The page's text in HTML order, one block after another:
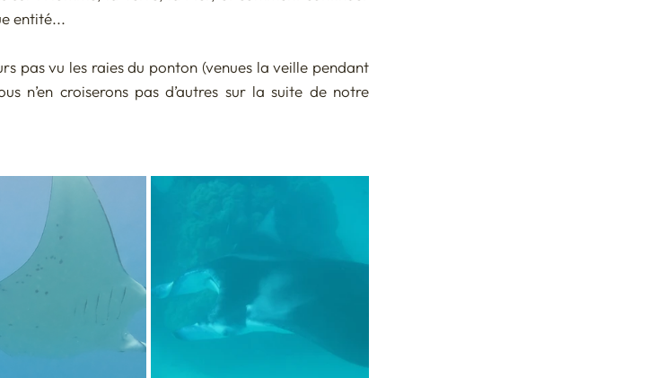
entité...
pas vu les raies du ponton (venues la veille pendant
n’en croiserons pas d’autres sur la suite de notre